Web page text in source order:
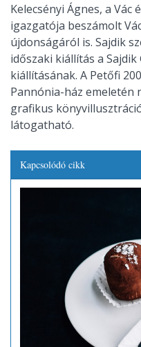
Kelecsényi Ágnes, a
igazgatója beszámolt
újdonságáról is. Sajdik
időszaki kiállítás a
kiállításának. A Petőfi
Pannónia-ház emeletén
grafikus
látogatható.
Kapcsolódó cikk